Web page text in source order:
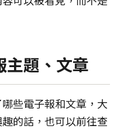
主題、文章
些電子報和文章，大
的話，也可以前往查